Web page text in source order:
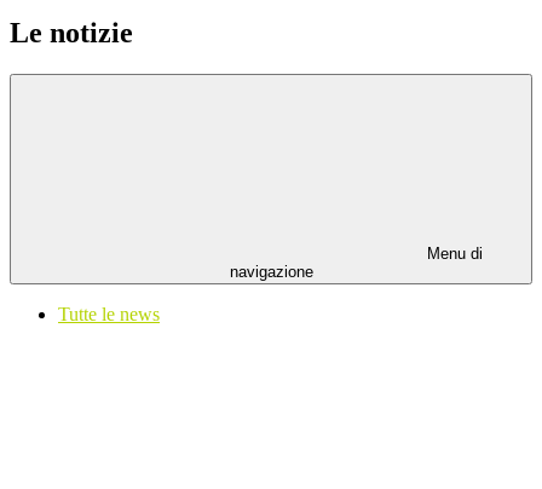
Le notizie
Menu di
navigazione
Tutte le news